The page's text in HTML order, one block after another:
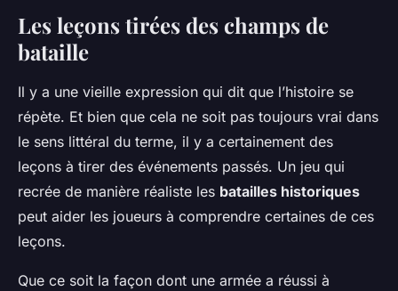
Les leçons tirées des champs de
bataille
Il y a une vieille expression qui dit que l’histoire se
répète. Et bien que cela ne soit pas toujours vrai dans
le sens littéral du terme, il y a certainement des
leçons à tirer des événements passés. Un jeu qui
recrée de manière réaliste les batailles historiques
peut aider les joueurs à comprendre certaines de ces
leçons.
Que ce soit la façon dont une armée a réussi à